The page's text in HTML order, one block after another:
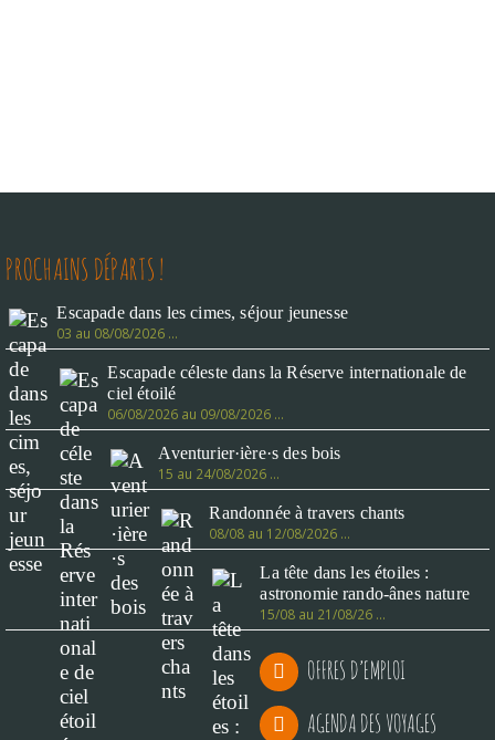
PROCHAINS DÉPARTS !
Escapade dans les cimes, séjour jeunesse
03 au 08/08/2026 …
Escapade céleste dans la Réserve internationale de
ciel étoilé
06/08/2026 au 09/08/2026 …
Aventurier·ière·s des bois
15 au 24/08/2026 …
Randonnée à travers chants
08/08 au 12/08/2026 …
La tête dans les étoiles :
astronomie rando-ânes nature
15/08 au 21/08/26 …
OFFRES D’EMPLOI
AGENDA DES VOYAGES